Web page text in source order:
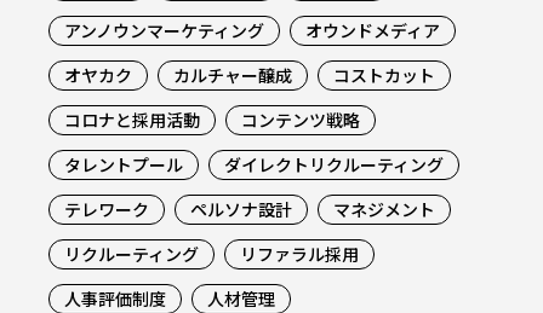
アンノウンマーケティング
オウンドメディア
オヤカク
カルチャー醸成
コストカット
コロナと採用活動
コンテンツ戦略
タレントプール
ダイレクトリクルーティング
テレワーク
ペルソナ設計
マネジメント
リクルーティング
リファラル採用
人事評価制度
人材管理